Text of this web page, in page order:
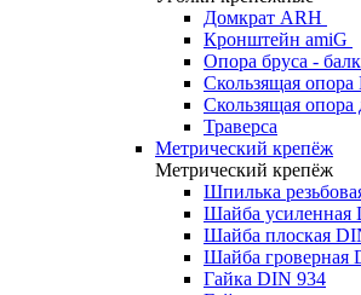
Домкрат ARH
Кронштейн amiG
Опора бруса -
Скользящая
Скользящая
Траверса
Метрический крепёж
Метрический крепёж
Шпилька
Шайба усиленная
Шайба плоская
Шайба гроверная
Гайка DIN 934